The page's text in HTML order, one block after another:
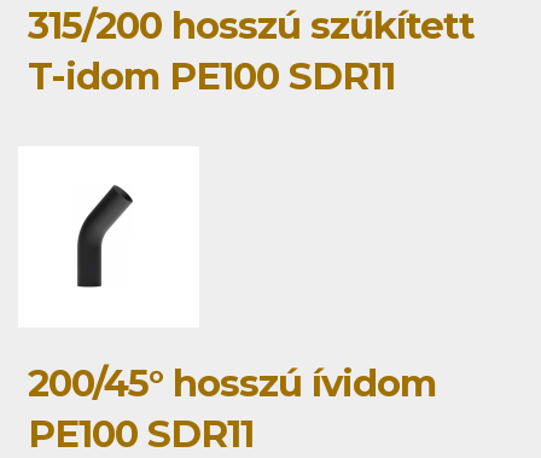
315/200 hosszú szűkített
T-idom PE100 SDR11
200/45° hosszú ívidom
PE100 SDR11